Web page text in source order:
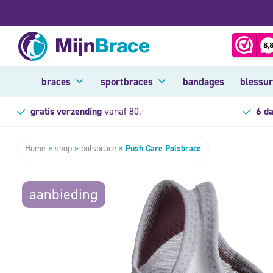
braces sportbraces bandages
gratis verzendingvanaf 80,- 6
Home » shop » polsbrace » Push Care Polsbrace
aanbieding